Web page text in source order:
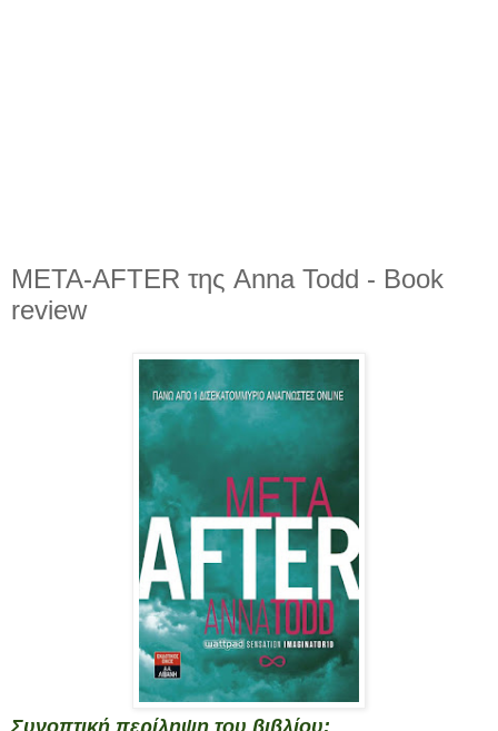
ΜΕΤΑ-AFTER της Anna Todd - Book
review
Συνοπτική περίληψη του βιβλίου: